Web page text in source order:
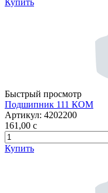
Купить
Быстрый просмотр
Подшипник 111 КОМ
Артикул: 4202200
161,00 c
Купить